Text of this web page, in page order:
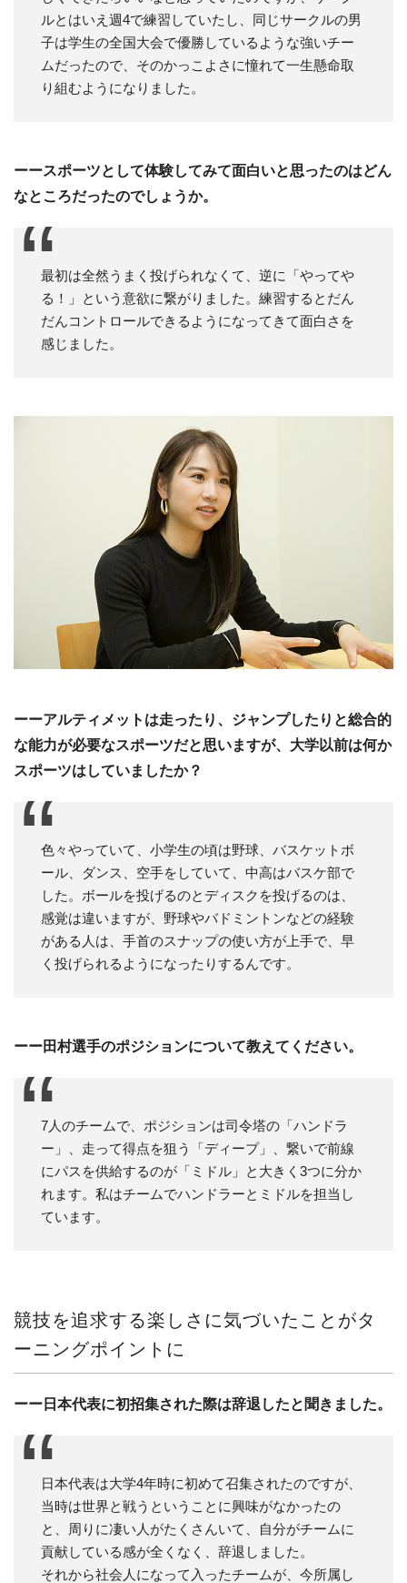
ルとはいえ週4で練習していたし、同じサークルの男
子は学生の全国大会で優勝しているような強いチー
ムだったので、そのかっこよさに憧れて一生懸命取
り組むようになりました。
ーースポーツとして体験してみて面白いと思ったのはどん
なところだったのでしょうか。
最初は全然うまく投げられなくて、逆に「やってや
る！」という意欲に繋がりました。練習するとだん
だんコントロールできるようになってきて面白さを
感じました。
ーーアルティメットは走ったり、ジャンプしたりと総合的
な能力が必要なスポーツだと思いますが、大学以前は何か
スポーツはしていましたか？
色々やっていて、小学生の頃は野球、バスケットボ
ール、ダンス、空手をしていて、中高はバスケ部で
した。ボールを投げるのとディスクを投げるのは、
感覚は違いますが、野球やバドミントンなどの経験
がある人は、手首のスナップの使い方が上手で、早
く投げられるようになったりするんです。
ーー田村選手のポジションについて教えてください。
7人のチームで、ポジションは司令塔の「ハンドラ
ー」、走って得点を狙う「ディープ」、繋いで前線
にパスを供給するのが「ミドル」と大きく3つに分か
れます。私はチームでハンドラーとミドルを担当し
ています。
競技を追求する楽しさに気づいたことがタ
ーニングポイントに
ーー日本代表に初招集された際は辞退したと聞きました。
日本代表は大学4年時に初めて召集されたのですが、
当時は世界と戦うということに興味がなかったの
と、周りに凄い人がたくさんいて、自分がチームに
貢献している感が全くなく、辞退しました。
それから社会人になって入ったチームが、今所属し